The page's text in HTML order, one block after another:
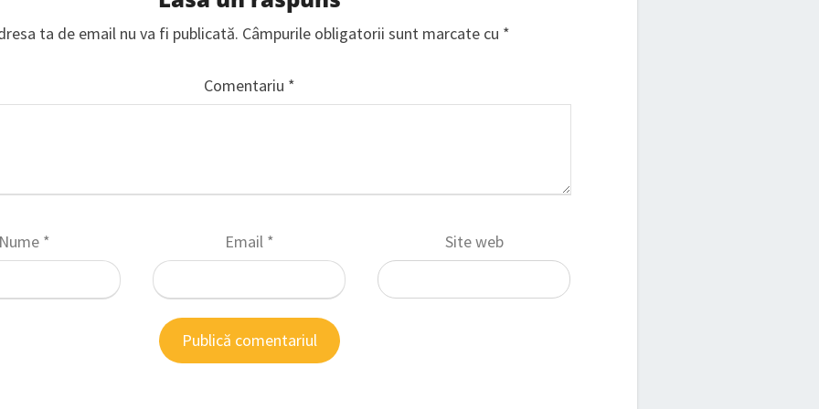
ta de email nu va fi publicată. Câmpurile obligatorii sunt marcate cu *
Comentariu *
* Email * Site web